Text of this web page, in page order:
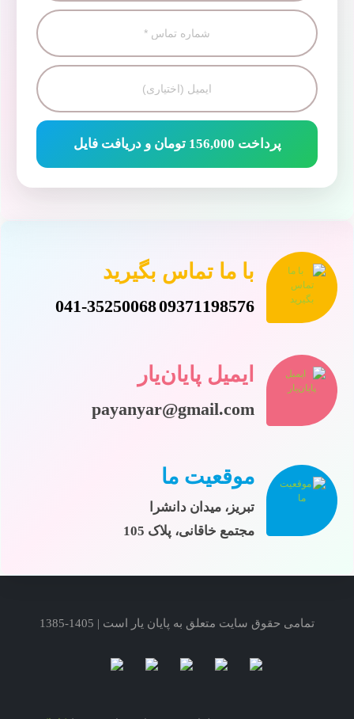
پرداخت 156,000 تومان و دریافت فایل
با ما تماس بگیرید
09371198576
041-35250068
ایمیل پایان‌یار
payanyar@gmail.com
موقعیت ما
تبریز، میدان دانشرا
مجتمع خاقانی، پلاک 105
تمامی حقوق سایت متعلق به پایان یار است | 1405-1385